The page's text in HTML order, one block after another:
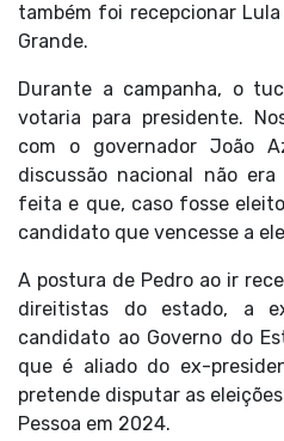
também foi recepcionar
Grande.
Durante a campanha, o
votaria para presidente.
com o governador João
discussão nacional não
feita e que, caso fosse
candidato que vencesse a
A postura de Pedro ao ir
direitistas do estado, a
candidato ao Governo do
que é aliado do ex-
pretende disputar as
Pessoa em 2024.